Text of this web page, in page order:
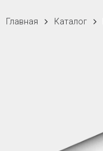
Главная Каталог